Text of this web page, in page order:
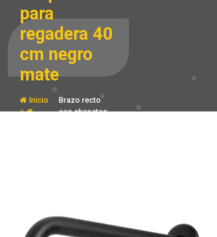
para
regadera 40
cm negro
mate
Inicio
Brazo recto
con chapeton